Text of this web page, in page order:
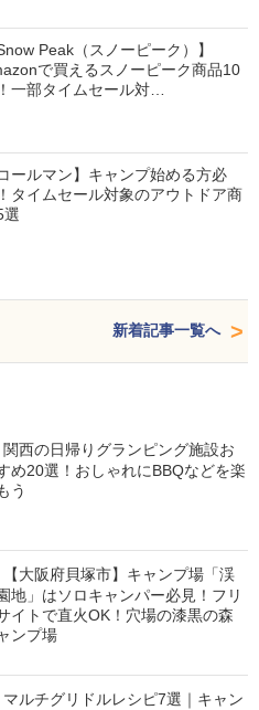
Snow Peak（スノーピーク）】
で買えるスノーピーク商品10
一部タイムセール対…
コールマン】キャンプ始める方必
タイムセール対象のアウトドア商
選
新着記事一覧へ
関西の日帰りグランピング施設お
め20選！おしゃれにBBQなどを楽
う
【大阪府貝塚市】キャンプ場「渓
地」はソロキャンパー必見！フリ
イトで直火OK！穴場の漆黒の森
ンプ場
マルチグリドルレシピ7選｜キャン